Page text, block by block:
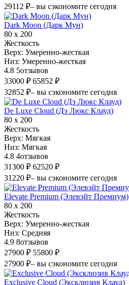
29112 ₽– вы сэкономите сегодня
Dark Moon (Дарк Мун)
80 х 200
Жесткость
Верх: Умеренно-жесткая
Низ: Умеренно-жесткая
4.8 5отзывов
33000 ₽ 65852 ₽
32852 ₽– вы сэкономите сегодня
De Luxe Cloud (Дэ Люкс Клауд)
80 х 200
Жесткость
Верх: Мягкая
Низ: Мягкая
4.8 4отзывов
31300 ₽ 62520 ₽
31220 ₽– вы сэкономите сегодня
Elevate Premium (Элевэйт Премиум)
80 х 200
Жесткость
Верх: Умеренно-жесткая
Низ: Средняя
4.9 8отзывов
27900 ₽ 55800 ₽
27900 ₽– вы сэкономите сегодня
Exclusive Cloud (Эксклюзив Клауд)